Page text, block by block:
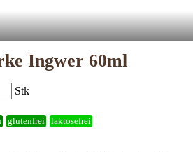
Ingwer 60ml
Stk
glutenfrei laktosefrei